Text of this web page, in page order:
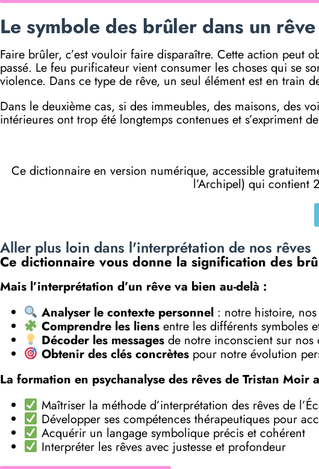
Le symbole des brûler dans un
Faire brûler, c’est vouloir faire disparaître. Cette action peut
passé. Le feu purificateur vient consumer les choses qui se
violence. Dans ce type de rêve, un seul élément est en train
Dans le deuxième cas, si des immeubles, des maisons, des
intérieures ont trop été longtemps contenues et s’expriment
Ce dictionnaire en version numérique, accessible
l’Archipel) qui contient
Aller plus loin dans l'interprétation de nos rêves
Ce dictionnaire vous donne la signification des
Mais l’interprétation d’un rêve va bien au-delà :
Analyser le contexte personnel: notre histoire, nos
Comprendre les liensentre les différents symboles
Décoder les messagesde notre inconscient sur nos
Obtenir des clés concrètespour notre évolution
La formation en psychanalyse des rêves de Tristan Moir
Maîtriser la méthode d’interprétation des rêves de
Développer ses compétences thérapeutiques pour
Acquérir un langage symbolique précis et cohérent
Interpréter les rêves avec justesse et profondeur